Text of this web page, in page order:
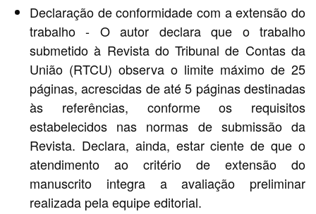
Declaração de conformidade com a extensão do
trabalho - O autor declara que o trabalho
submetido à Revista do Tribunal de Contas da
União (RTCU) observa o limite máximo de 25
páginas, acrescidas de até 5 páginas destinadas
às referências, conforme os requisitos
estabelecidos nas normas de submissão da
Revista. Declara, ainda, estar ciente de que o
atendimento ao critério de extensão do
manuscrito integra a avaliação preliminar
realizada pela equipe editorial.